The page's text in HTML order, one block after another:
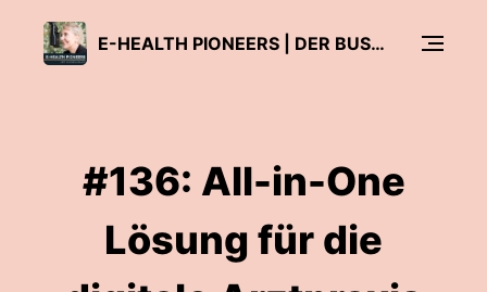
E-HEALTH PIONEERS | DER BUSINESS PODCAST FÜR DEN DIGITALEN GESUNDHEITSMARKT VON UND MIT ANDREA BUZZI
#136: All-in-One
Lösung für die